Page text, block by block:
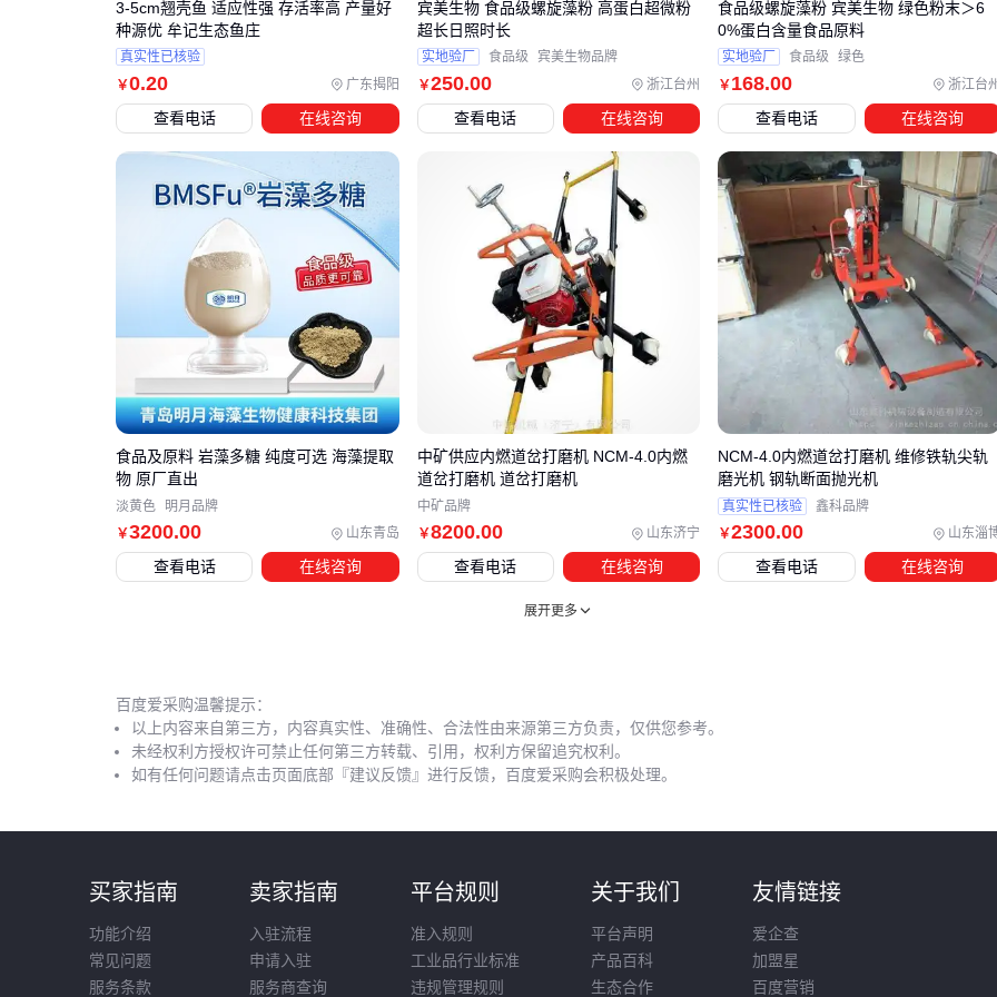
采购原料只是第一步，后续加工环节往往被忽视。年产5000吨
的加工线典型配置：
分级处理：滚筒式筛分机
按粒度分离，避免过度粉碎浪费
能源
精细研磨：采用立式 纳米砂磨机
处理高附加值产品，比传
统球磨节能30%
混合改性
：对涂料级粉体需要配备高速 混合机
进行表面处
理
小规模用户更关注多功能设备，比如能同时处理牡蛎壳
和动
物骨头的复合型研磨机 ，但要注意交叉污染风险。
🔍 关键结论：加工设备选型取决于原料初始状态和成品要求，
中间环节越多成本越高。
五、牡蛎壳存储和运输中的常见问题与解决方案
这个环节最容易出现货到不能用的情况，三个高频问题要注
水分控制：雨季运输必须用防潮包装机
密封，潮湿结块的
粉体可能损失50%效用
合
采购牡蛎壳的本质是买钙源和物理特性的组合，从
到超细粉体，不同加工深度对应不同溢价空间。建议先小批
量测试实际效果，再根据
粉碎机 和包装机
采购规模。
￥0.20 广东揭阳
3-5cm翘壳鱼 适应性强 存活率高 产量好
种源优 牟记生态鱼庄
真实性已核验
查看电话 在线咨询
￥250.00 浙江台州
宾美生物 食品级螺旋藻粉 高蛋白超微粉
超长日照时长
实地验厂 食品级 宾美生物品牌
查看电话 在线咨询
￥168.00 浙江台
食品级螺旋藻粉 宾美生物 绿色粉末＞6
0%蛋白含量食品原料
实地验厂 食品级 绿色
查看电话 在线咨询
￥3200.00 山东青岛
食品及原料 岩藻多糖 纯度可选 海藻提取
物 原厂直出
淡黄色 明月品牌
查看电话 在线咨询
￥8200.00 山东济宁
中矿供应内燃道岔打磨机 NCM-4.0内燃
道岔打磨机 道岔打磨机
中矿品牌
查看电话 在线咨询
￥2300.00 山东淄
NCM-4.0内燃道岔打磨机 维修铁轨尖轨
磨光机 钢轨断面抛光机
真实性已核验 鑫科品牌
查看电话 在线咨询
展开更多
百度爱采购温馨提示：
以上内容来自第三方，内容真实性、准确性、合法性由来源第三方负责，仅供您参考。
未经权利方授权许可禁止任何第三方转载、引用，权利方保留追究权利。
如有任何问题请点击页面底部『建议反馈』进行反馈，百度爱采购会积极处理。
买家指南
功能介绍
常见问题
服务条款
卖家指南
入驻流程
申请入驻
服务商查询
平台规则
准入规则
工业品行业标准
违规管理规则
关于我们
平台声明
产品百科
生态合作
友情链接
爱企查
加盟星
百度营销